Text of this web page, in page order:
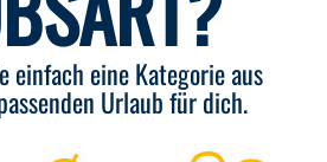
einfach eine Kategorie aus
Urlaub für dich.